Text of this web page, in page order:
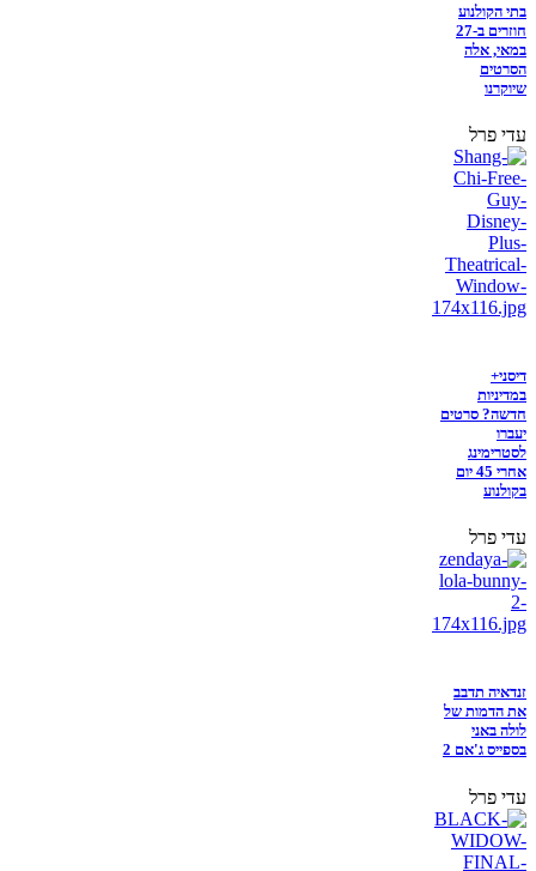
בתי הקולנוע
חוזרים ב-27
במאי, אלה
הסרטים
שיוקרנו
עדי פרל
דיסני+
במדיניות
חדשה? סרטים
יעברו
לסטרימינג
אחרי 45 יום
בקולנוע
עדי פרל
זנדאיה תדבב
את הדמות של
לולה באני
בספייס ג'אם 2
עדי פרל